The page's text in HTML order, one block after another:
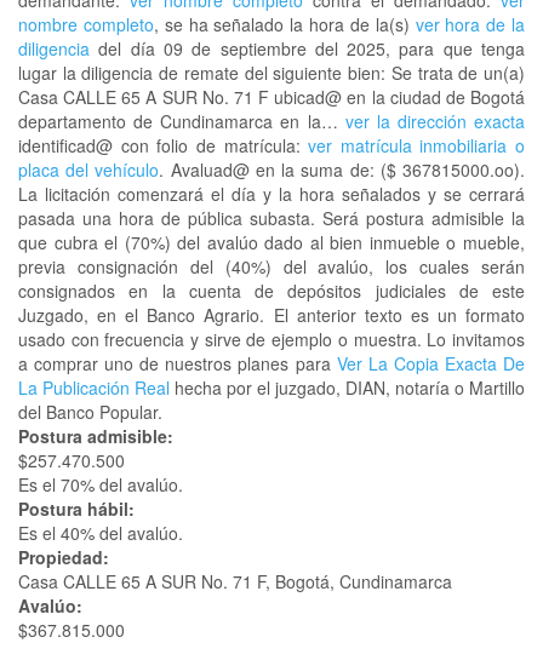
nombre completo, se ha señalado la hora de la(s) ver hora de la
diligencia del día 09 de septiembre del 2025, para que tenga
lugar la diligencia de remate del siguiente bien: Se trata de un(a)
Casa CALLE 65 A SUR No. 71 F ubicad@ en la ciudad de Bogotá
departamento de Cundinamarca en la… ver la dirección exacta
identificad@ con folio de matrícula:ver matrícula inmobiliaria o
placa del vehículo. Avaluad@ en la suma de: ($ 367815000.oo).
La licitación comenzará el día y la hora señalados y se cerrará
pasada una hora de pública subasta. Será postura admisible la
que cubra el (70%) del avalúo dado al bien inmueble o mueble,
previa consignación del (40%) del avalúo, los cuales serán
consignados en la cuenta de depósitos judiciales de este
Juzgado, en el Banco Agrario. El anterior texto es un formato
usado con frecuencia y sirve de ejemplo o muestra. Lo invitamos
a comprar uno de nuestros planes para Ver La Copia Exacta De
La Publicación Real hecha por el juzgado, DIAN, notaría o Martillo
del Banco Popular.
Postura admisible:
$257.470.500
Es el 70% del avalúo.
Postura hábil:
Es el 40% del avalúo.
Propiedad:
Casa CALLE 65 A SUR No. 71 F, Bogotá, Cundinamarca
Avalúo:
$367.815.000